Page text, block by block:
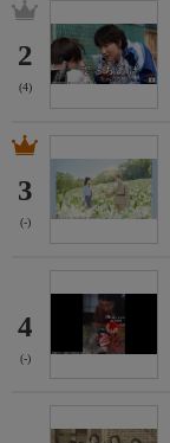
2
(4)
3
(-)
4
(-)